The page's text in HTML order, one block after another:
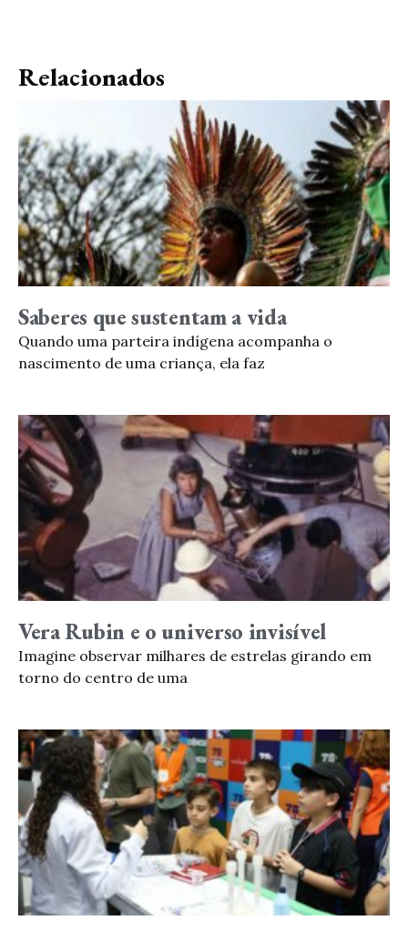
Relacionados
Saberes que sustentam a vida
Quando uma parteira indígena acompanha o
nascimento de uma criança, ela faz
Vera Rubin e o universo invisível
Imagine observar milhares de estrelas girando em
torno do centro de uma